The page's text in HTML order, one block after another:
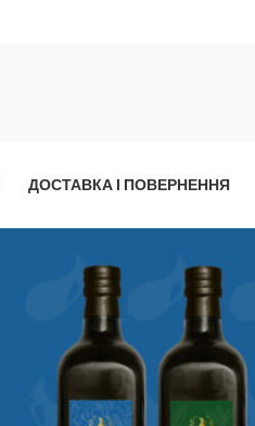
ДОСТАВКА І ПОВЕРНЕННЯ